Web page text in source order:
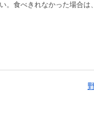
。食べきれなかった場合は